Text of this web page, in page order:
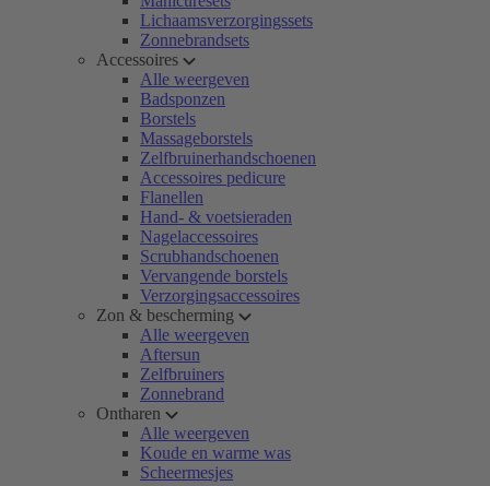
Lichaamsverzorgingssets
Zonnebrandsets
Accessoires
Alle weergeven
Badsponzen
Borstels
Massageborstels
Zelfbruinerhandschoenen
Accessoires pedicure
Flanellen
Hand- & voetsieraden
Nagelaccessoires
Scrubhandschoenen
Vervangende borstels
Verzorgingsaccessoires
Zon & bescherming
Alle weergeven
Aftersun
Zelfbruiners
Zonnebrand
Ontharen
Alle weergeven
Koude en warme was
Scheermesjes